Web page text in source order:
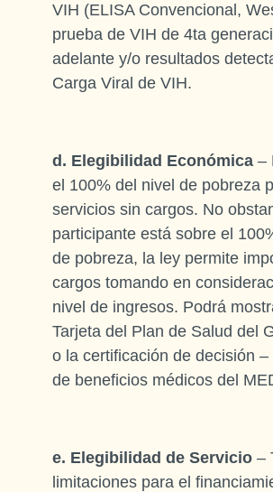
VIH (ELISA Convencional,
prueba de VIH de 4ta
adelante y/o resultados
Carga Viral de VIH.
d. Elegibilidad Económica –
el 100% del nivel de pobreza
servicios sin cargos. No
participante está sobre el
de pobreza, la ley permite
cargos tomando en
nivel de ingresos. Podrá
Tarjeta del Plan de Salud del
o la certificación de decisión –
de beneficios médicos del
e. Elegibilidad de Servicio –
limitaciones para el